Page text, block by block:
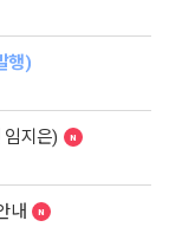
행)
임지은)
내